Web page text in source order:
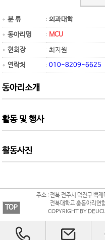
분 류
의과대학
동아리명
MCU
현회장
최지원
연락처
010-8209-6625
동아리소개
활동 및 행사
활동사진
주소 : 전북 전주시 덕진구 백
전북대학교 총동아리
COPYRIGHT BY
TOP